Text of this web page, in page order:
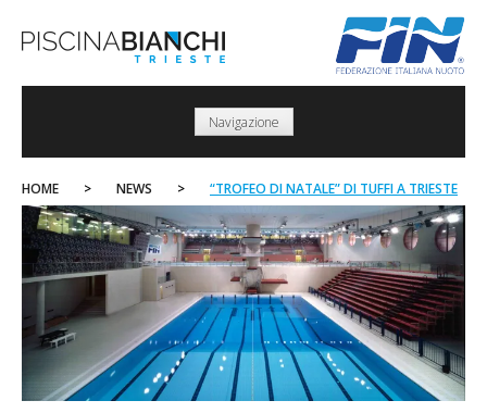
to
Navigazione
HOME > NEWS > “TROFEO DI NATALE” DI TUFFI A TRIESTE